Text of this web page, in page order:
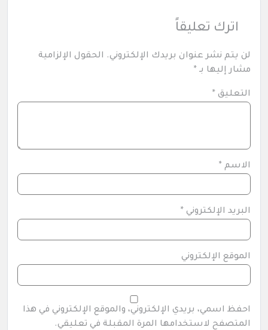
اترك تعليقاً
لن يتم نشر عنوان بريدك الإلكتروني. الحقول الإلزامية
مشار إليها بـ *
التعليق *
الاسم *
البريد الإلكتروني *
الموقع الإلكتروني
احفظ اسمي، بريدي الإلكتروني، والموقع الإلكتروني في هذا
المتصفح لاستخدامها المرة المقبلة في تعليقي.